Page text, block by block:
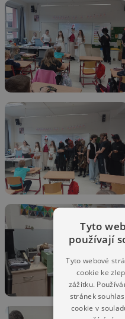
Tyto
používají
Tyto webové
cookie ke
zážitku.
stránek
cookie v